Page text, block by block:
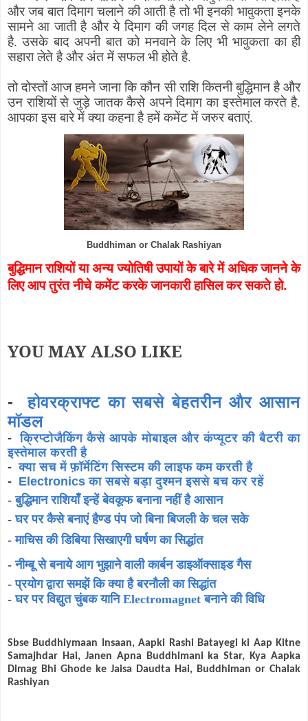
और जब बात दिमाग चलाने की आती है तो भी इनकी भावुकता इनके
सामने आ जाती है और ये दिमाग की जगह दिल से काम लेने लगते
है. उसके बाद अपनी बात को मनवाने के लिए भी भावुकता का ही
सहारा लेते है और अंत में सफल भी होते है.
तो दोस्तों आज हमने जाना कि कौन सी राशि कितनी बुद्धिमान है और
उन राशियों से जुड़े जातक कैसे अपने दिमाग का इस्तेमाल करते है.
आपका इस बारे में क्या कहना है हमें कमेंट में जरुर बताएं.
Buddhiman or Chalak Rashiyan
बुद्धिमान राशियों या अन्य ज्योतिषी उपायों के बारे में अधिक जानने के
लिए आप तुरंत नीचे कमेंट करके जानकारी हासिल कर सकते हो.
YOU MAY ALSO LIKE
-होवरक्राफ्ट का सबसे बेहतरीन और आसान
मॉडल
-क्रिप्टोजैकिंग कैसे आपके मोबाइल और कंप्यूटर की बैटरी का
इस्तेमाल करती है
-क्या सच में फ़ॉर्मेटिंग सिस्टम की लाइफ कम करती है
- Electronics का सबसे बड़ा दुश्मन इससे बच कर रहें
-बुद्धिमान राशियाँ इन्हें बेवकूफ बनाना नहीं है आसान
-घर पर कैसे बनाएं हैण्ड पंप जो बिना बिजली के चल सके
-माचिस की डिबिया सिखाएगी घर्षण का सिद्धांत
-नीम्बू से बनाये आग भुझाने वाली कार्बन डाइऑक्साइड गैस
-प्रयोग द्वारा समझें कि क्या है बरनौली का सिद्धांत
-घर पर विद्युत चुंबक यानि Electromagnet बनाने की विधि
Sbse Buddhiymaan Insaan, Aapki Rashi Batayegi ki Aap Kitne
Samajhdar Hai, Janen Apna Buddhimani ka Star, Kya Aapka
Dimag Bhi Ghode ke Jaisa Daudta Hai, Buddhiman or Chalak
Rashiyan